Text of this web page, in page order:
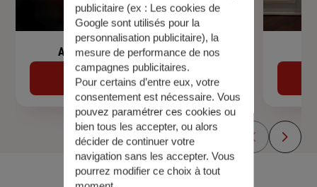
Assurance de prêt immobilier
Découvrir
publicitaire (ex : Les cookies de
Google sont utilisés pour la
personnalisation publicitaire), la
mesure de performance de nos
campagnes publicitaires.
Pour certains d’entre eux, votre
consentement est nécessaire. Vous
pouvez paramétrer ces cookies ou
bien tous les accepter, ou alors
décider de continuer votre
navigation sans les accepter. Vous
pourrez modifier ce choix à tout